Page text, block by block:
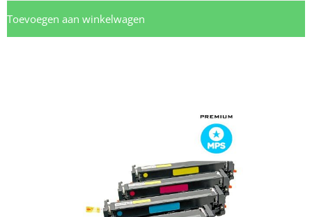
Toevoegen aan winkelwagen